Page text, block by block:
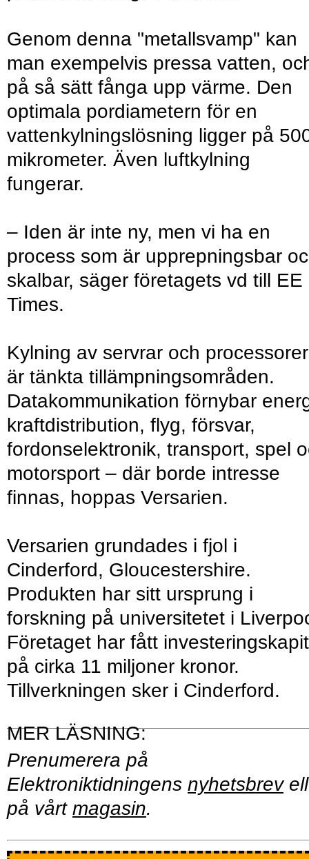
Genom denna "metallsvamp" kan
man exempelvis pressa vatten,
på så sätt fånga upp värme. Den
optimala pordiametern för en
vattenkylningslösning ligger på
mikrometer. Även luftkylning
fungerar.
– Iden är inte ny, men vi ha en
process som är upprepningsbar
skalbar, säger företagets vd till EE
Times.
Kylning av servrar och processorer
är tänkta tillämpningsområden.
Datakommunikation förnybar
kraftdistribution, flyg, försvar,
fordonselektronik, transport, spel
motorsport – där borde intresse
finnas, hoppas Versarien.
Versarien grundades i fjol i
Cinderford, Gloucestershire.
Produkten har sitt ursprung i
forskning på universitetet i
Företaget har fått
på cirka 11 miljoner kronor.
Tillverkningen sker i Cinderford.
Prenumerera på
Elektroniktidningens nyhetsbrev
på vårt magasin.